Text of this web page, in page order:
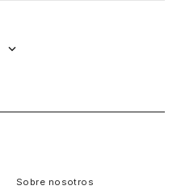
Sobre nosotros